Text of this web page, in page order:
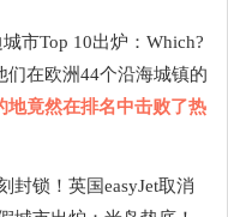
市Top 10出炉：Which?
在欧洲44个沿海城镇的
地竟然在排名中击败了热